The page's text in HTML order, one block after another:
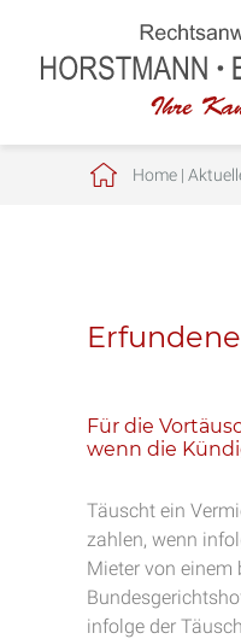
Home|
Für die
wenn die
Täuscht ein
zahlen, wenn
Mieter von einem
infolge der